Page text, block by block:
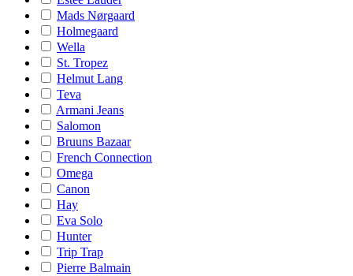
Mads Nørgaard
Holmegaard
Wella
St. Tropez
Helmut Lang
Teva
Armani Jeans
Salomon
Bruuns Bazaar
French Connection
Omega
Canon
Hay
Eva Solo
Hunter
Trip Trap
Pierre Balmain